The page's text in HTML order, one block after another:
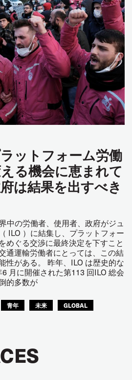
ットフォーム労働
る機会に恵まれて
は結果を出すべき
中の労働者、使用者、政府がジュ
ILO ）に結集し、プラットフォー
めぐる交渉に最終決定を下すこと
通運輸労働者にとっては、この結
性がある。 昨年、ILO は歴史的な
月に開催された第113 回ILO 総会
的多数が
青年 未来 GLOBAL